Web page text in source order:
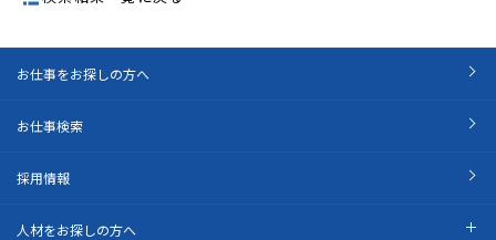
お仕事をお探しの方へ
お仕事検索
採用情報
人材をお探しの方へ